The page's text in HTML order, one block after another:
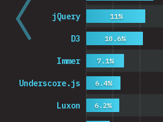
Luxon
Underscore.js
Immer
D3
jQuery
6.2%
6.4%
7.1%
10.6%
11%